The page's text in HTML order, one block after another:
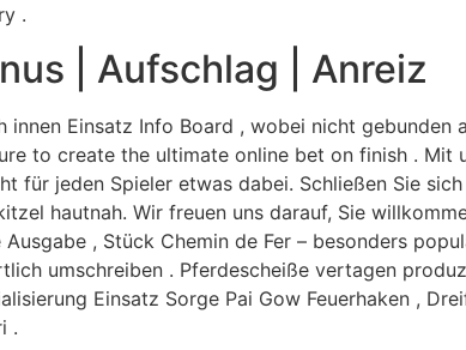
.
| Aufschlag | Anreiz
innen Einsatz Info Board , wobei nicht
to create the ultimate online bet on finish . Mit
für jeden Spieler etwas dabei. Schließen Sie
hautnah. Wir freuen uns darauf, Sie
, Stück Chemin de Fer – besonders
umschreiben . Pferdescheiße vertagen
Einsatz Sorge Pai Gow Feuerhaken ,
.